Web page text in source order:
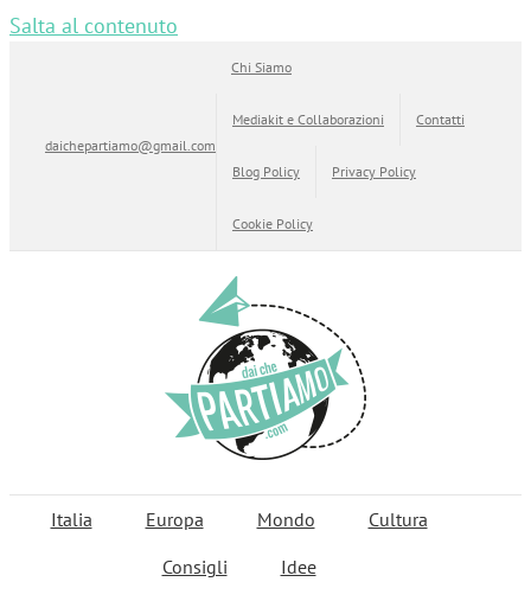
Salta al contenuto
daichepartiamo@gmail.com
Chi Siamo
Mediakit e Collaborazioni Contatti
Blog Policy Privacy Policy
Cookie Policy
Italia Europa Mondo
Cultura
Consigli
Idee